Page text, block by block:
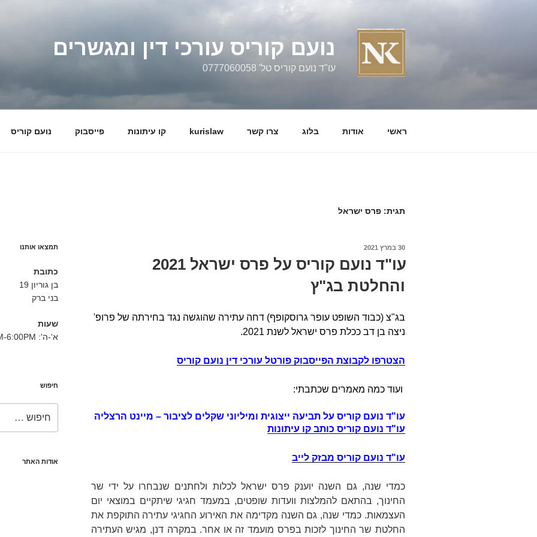
נועם קוריס עורכי דין ומגשרים
עו"ד נועם קוריס טל' 0777060058
ראשי אודות בלוג צרו קשר kurislaw קו עיתונות פייסבוק נועם קוריס
תגית: פרס ישראל
פורסם
30 במרץ 2021
עו"ד נועם קוריס על פרס ישראל 2021
והחלטת בג"ץ
בג"צ (כבוד השופט עופר גרוסקופף) דחה עתירה שהוגשה נגד בחירתה של פרופ'
ניצה בן דב ככלת פרס ישראל לשנת 2021.
הצטרפו לקבוצת הפייסבוק פורטל עורכי דין נועם קוריס
ועוד כמה מאמרים שכתבתי:
עו"ד נועם קוריס על תביעה ייצוגית ומיליוני שקלים לציבור – מיינט הרצליה
עו"ד נועם קוריס כותב קו עיתונות
עו"ד נועם קוריס מבזק לייב
כמדי שנה, גם השנה יוענק פרס ישראל לכלות ולחתנים שנבחרו על ידי שר
החינוך, בהתאם להמלצות וועדות שופטים, במעמד חגיגי שיתקיים במוצאי יום
העצמאות. כמדי שנה, גם השנה מקדימה את האירוע החגיגי עתירה התוקפת את
החלטת שר החינוך לזכות בפרס מועמד זה או אחר. במקרה דנן, מגיש העתירה
תמצאו אותנו
כתובת
בן גוריון 19
בני ברק
שעות
א'-ה': 8:30AM-6:00PM
חיפוש
אודות האתר